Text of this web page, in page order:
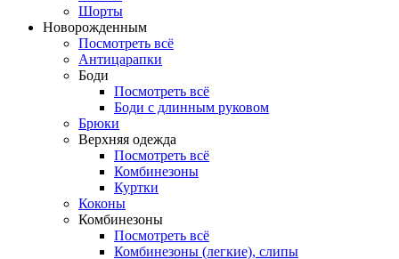
Шорты
Новорожденным
Посмотреть всё
Антицарапки
Боди
Посмотреть всё
Боди с длинным руковом
Брюки
Верхняя одежда
Посмотреть всё
Комбинезоны
Куртки
Коконы
Комбинезоны
Посмотреть всё
Комбинезоны (легкие), слипы